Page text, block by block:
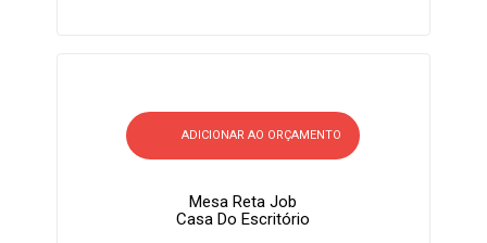
ADICIONAR AO ORÇAMENTO
Mesa Reta Job
Casa Do Escritório